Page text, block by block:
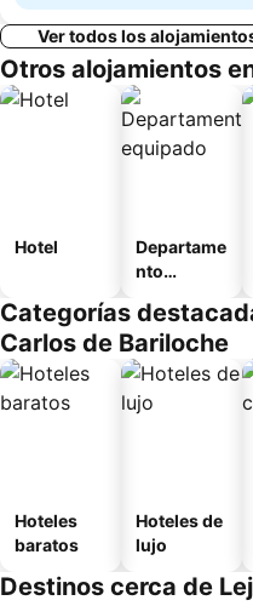
Ver todos los
Otros alojamientos
Hotel
Departame
nto
Categorías
Carlos de Bariloche
Hoteles
baratos
Hoteles de
lujo
Destinos cerca de